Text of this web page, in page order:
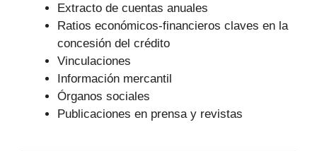
Extracto de cuentas anuales
Ratios económicos-financieros claves en la
concesión del crédito
Vinculaciones
Información mercantil
Órganos sociales
Publicaciones en prensa y revistas